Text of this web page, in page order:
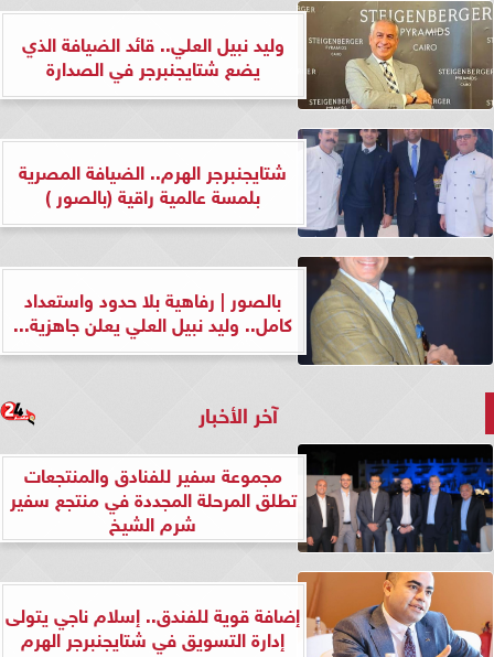
وليد نبيل العلي.. قائد الضيافة الذي
يضع شتايجنبرجر في الصدارة
شتايجنبرجر الهرم.. الضيافة المصرية
بلمسة عالمية راقية (بالصور )
بالصور | رفاهية بلا حدود واستعداد
كامل.. وليد نبيل العلي يعلن جاهزية...
آخر الأخبار
مجموعة سفير للفنادق والمنتجعات
تطلق المرحلة المجددة في منتجع سفير
شرم الشيخ
إضافة قوية للفندق.. إسلام ناجي يتولى
إدارة التسويق في شتايجنبرجر الهرم